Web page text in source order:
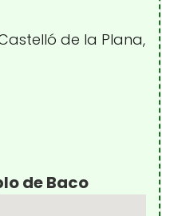
Castelló de la Plana,
de Baco